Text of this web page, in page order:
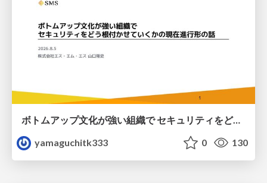
ボトムアップ文化が強い組織で セキュリティをどう根付かせていくかの現在進行形の話 / Making Security Stick in a Bottom-Up Organization
yamaguchitk333
0 130